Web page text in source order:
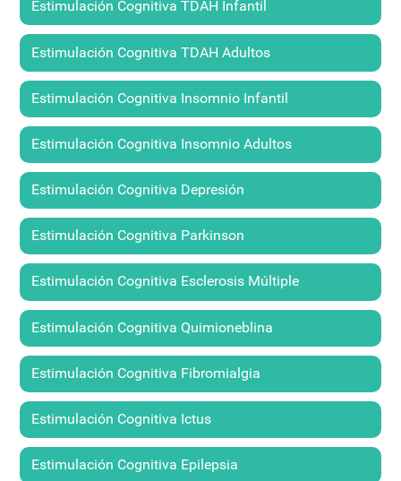
Estimulación Cognitiva TDAH Infantil
Estimulación Cognitiva TDAH Adultos
Estimulación Cognitiva Insomnio Infantil
Estimulación Cognitiva Insomnio Adultos
Estimulación Cognitiva Depresión
Estimulación Cognitiva Parkinson
Estimulación Cognitiva Esclerosis Múltiple
Estimulación Cognitiva Quimioneblina
Estimulación Cognitiva Fibromialgia
Estimulación Cognitiva Ictus
Estimulación Cognitiva Epilepsia